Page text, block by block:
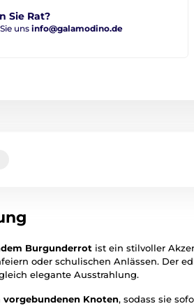
Sie Rat?
unsinfo@galamodino.de
Burgunderrot ist ein stilvoller
oder schulischen Anlässen. Der
elegante Ausstrahlung.
vorgebundenen Knoten, sodass sie